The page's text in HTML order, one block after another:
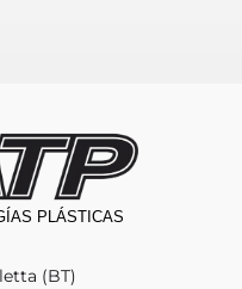
PLÁSTICAS
(BT)